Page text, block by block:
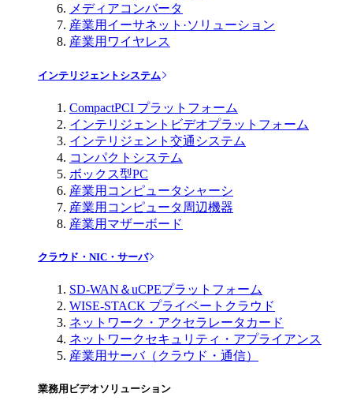
メディアコンバータ
産業用イーサネット·ソリューション
産業用ワイヤレス
インテリジェントシステム
CompactPCI プラットフォーム
インテリジェントビデオプラットフォーム
インテリジェント交通システム
コンパクトシステム
ボックス型PC
産業用コンピュータシャーシ
産業用コンピュータ周辺機器
産業用マザーボード
クラウド・NIC・サーバ
SD-WAN＆uCPEプラットフォーム
WISE-STACK プライベートクラウド
ネットワーク・アクセラレータカード
ネットワークセキュリティ・アプライアンス
産業用サーバ（クラウド・通信）
業務用ビデオソリューション